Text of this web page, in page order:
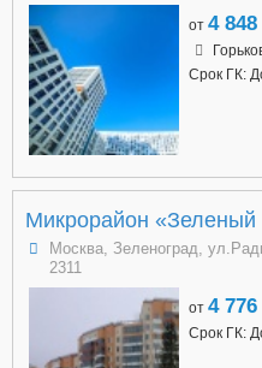
от 4 848
Срок ГК:
Микрорайон «Зеленый
Москва, Зеленоград,
2311
от 4 776
Срок ГК: